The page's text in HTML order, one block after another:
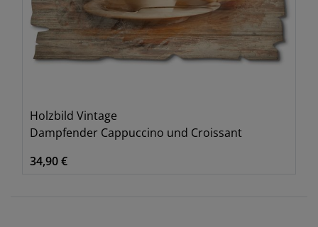
Holzbild Vintage
Dampfender Cappuccino und Croissant
34,90 €